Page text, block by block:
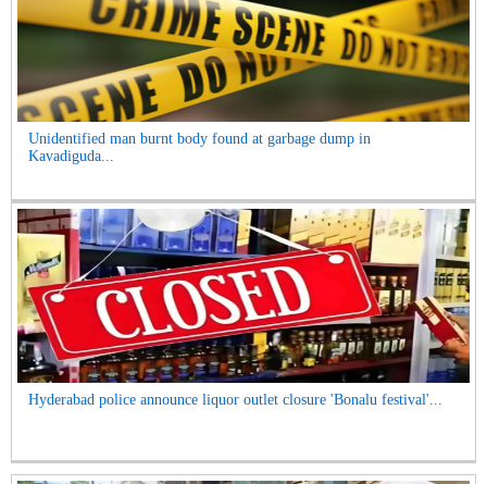
Unidentified man burnt body found at garbage dump in
Kavadiguda...
Hyderabad police announce liquor outlet closure 'Bonalu festival'...